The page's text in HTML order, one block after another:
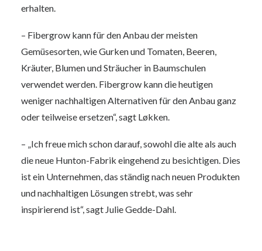
erhalten.
– Fibergrow kann für den Anbau der meisten
Gemüsesorten, wie Gurken und Tomaten, Beeren,
Kräuter, Blumen und Sträucher in Baumschulen
verwendet werden. Fibergrow kann die heutigen
weniger nachhaltigen Alternativen für den Anbau ganz
oder teilweise ersetzen“, sagt Løkken.
– „Ich freue mich schon darauf, sowohl die alte als auch
die neue Hunton-Fabrik eingehend zu besichtigen. Dies
ist ein Unternehmen, das ständig nach neuen Produkten
und nachhaltigen Lösungen strebt, was sehr
inspirierend ist“, sagt Julie Gedde-Dahl.